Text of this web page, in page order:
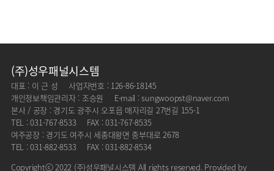
(주)성우패널시스템
대표 : 이 근 성
사업자번호 : 126-86-18145
개인정보책임관리자 : 조승원
E-mail : sungwoopst@naver.com
본사 / 공장 : 경기도 광주시 오포읍 매자리길 27번길 155-1
TEL : 031-767-8533
FAX : 031-767-8535
여주공장 : 경기도 여주시 세종대왕면 중부대로 2678
TEL : 031-882-8533
FAX : 031-882-8534
Copyrightⓒ 2022 (주)성우패널시스템 All rights reserved. Provided by